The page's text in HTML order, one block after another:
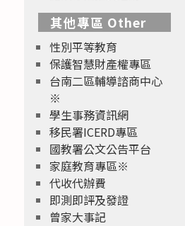
其他專區 Other
性別平等教育
保護智慧財產權專區
台南二區輔導諮商中心
※
學生事務資訊網
移民署ICERD專區
國教署公文公告平台
家庭教育專區※
代收代辦費
即測即評及發證
曾家大事記